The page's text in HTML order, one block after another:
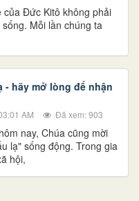
của Đức Kitô không phải
Mỗi lần chúng ta
hãy mở lòng để nhận
AM Đã xem: 903
nay, Chúa cũng mời
lạ" sống động. Trong gia
hội,